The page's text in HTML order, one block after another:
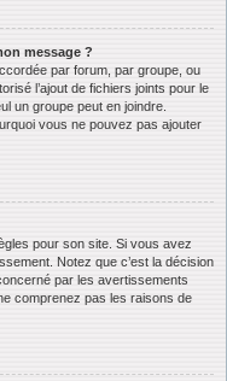
message ?
par forum, par groupe, ou
l’ajout de fichiers joints pour le
un groupe peut en joindre.
vous ne pouvez pas ajouter
pour son site. Si vous avez
Notez que c’est la décision
par les avertissements
comprenez pas les raisons de